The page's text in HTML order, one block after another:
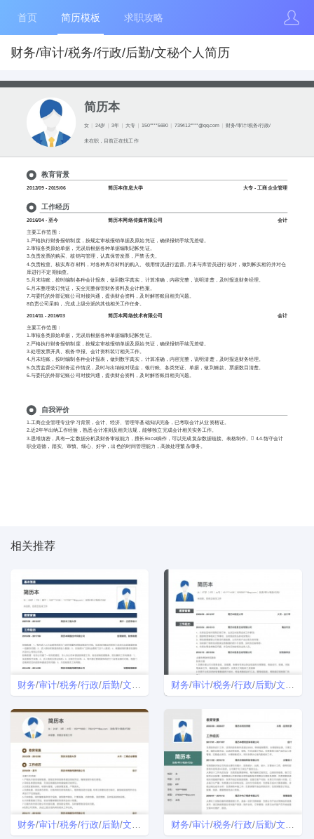
首页 简历模板 求职攻略
财务/审计/税务/行政/后勤/文秘个人简历
简历本
女 24岁 3年 大专 150****5690 739412****@qq.com 财务/审计/税务/行政/
未在职，目前正在找工作
教育背景
2012/09 - 2015/06 简历本信息大学 大专 - 工商企业管理
工作经历
2016/04 - 至今 简历本网络传媒有限公司 会计
主要工作范围：
1.严格执行财务报销制度，按规定审核报销单据及原始凭证，确保报销手续无差错。
2.审核各类原始单据，无误后根据各种单据编制记帐凭证。
3.负责发票的购买、核销与管理，认真保管发票，严禁丢失。
4.负责检查、核实库存材料，对各种库存材料的购入、领用情况进行监督, 月末与库管员进行核对，做到帐实相符并对仓
库进行不定期抽查。
5.月末结账，按时编制各种会计报表，做到数字真实，计算准确，内容完整，说明清楚，及时报送财务经理。
6.月末整理装订凭证，安全完整保管财务资料及会计档案。
7.与委托的外部记账公司对接沟通，提供财会资料，及时解答账目相关问题。
8负责公司采购，.完成上级分派的其他相关工作任务。
2014/11 - 2016/03 简历本网络技术有限公司 会计
主要工作范围：
1.审核各类原始单据，无误后根据各种单据编制记帐凭证。
2.严格执行财务报销制度，按规定审核报销单据及原始凭证，确保报销手续无差错。
3.处理发票开具、税务申报、会计资料装订相关工作。
4.月末结账，按时编制各种会计报表，做到数字真实，计算准确，内容完整，说明清楚，及时报送财务经理。
5.负责监督公司财务运作情况，及时与出纳核对现金，银行账、各类凭证、单据，做到账款、票据数目清楚。
6.与委托的外部记账公司对接沟通，提供财会资料，及时解答账目相关问题。
自我评价
1.工商企业管理专业学习背景，会计、经济、管理等基础知识完备，已考取会计从业资格证。
2.近2年半出纳工作经验，熟悉会计准则及相关法规，能够独立完成会计相关实务工作。
3.思维缜密，具有一定数据分析及财务审核能力，擅长Excel操作，可以完成复杂数据链接、表格制作。 4.4.恪守会计
职业道德，踏实、审慎、细心、好学，出色的时间管理能力，高效处理繁杂事务。
相关推荐
财务/审计/税务/行政/后勤/文秘 财务/审计/税务/行政/后勤/文秘
财务/审计/税务/行政/后勤/文秘 个人简历财务/审计/税务/行政/后勤/文秘